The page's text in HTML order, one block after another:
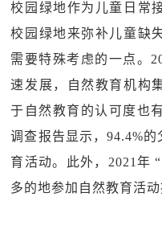
校园绿地作为儿童日常
校园绿地来弥补儿童缺
需要特殊考虑的一点。
速发展，自然教育机构
于自然教育的认可度也
调查报告显示，94.4%
育活动。此外，2021年
多的地参加自然教育活